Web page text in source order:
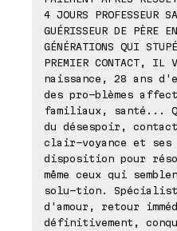
4 JOURS PROFESSEUR
GUÉRISSEUR DE PÈRE
GÉNÉRATIONS QUI
PREMIER CONTACT, IL
naissance, 28 ans
des pro-blèmes
familiaux, santé...
du désespoir,
clair-voyance et ses
disposition pour
même ceux qui
solu-tion.
d'amour, retour
définitivement,